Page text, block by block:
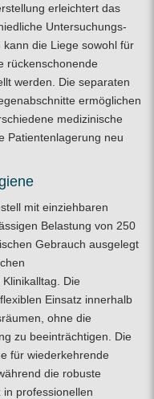
erleichtert das
Untersuchungs-
die Liege sowohl für
rückenschonende
werden. Die separaten
ermöglichen
medizinische
Patientenlagerung neu
mit einziehbaren
Belastung von 250
Gebrauch ausgelegt
Die
Einsatz innerhalb
ohne die
zu beeinträchtigen. Die
für wiederkehrende
die robuste
professionellen